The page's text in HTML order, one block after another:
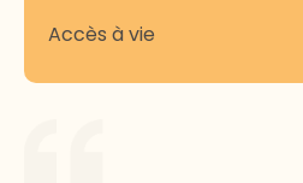
Accès à vie